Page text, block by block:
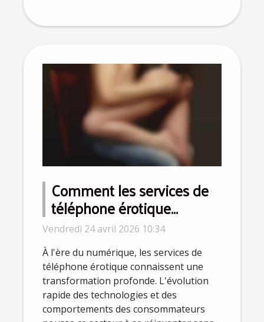
Comment les services de
téléphone érotique
s'adaptent à l'ère
numérique ?
Vendredi 24 avril 2026 10:34
À l'ère du numérique, les services de
téléphone érotique connaissent une
transformation profonde. L'évolution
rapide des technologies et des
comportements des consommateurs